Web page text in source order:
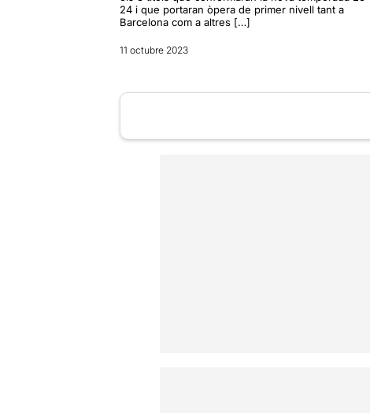
24 i que portaran òpera de primer nivell tant a
Barcelona com a altres […]
11 octubre 2023